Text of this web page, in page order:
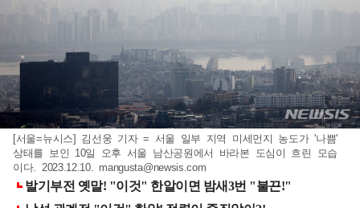
[서울=뉴시스] 김선웅 기자 = 서울 일부 지역 미세먼지 농도가 '나쁨'
상태를 보인 10일 오후 서울 남산공원에서 바라본 도심이 흐린 모습
이다. 2023.12.10. mangusta@newsis.com